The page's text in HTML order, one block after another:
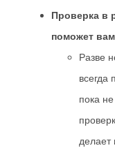
Проверка в
поможет
Разве
всегда
пока
делает